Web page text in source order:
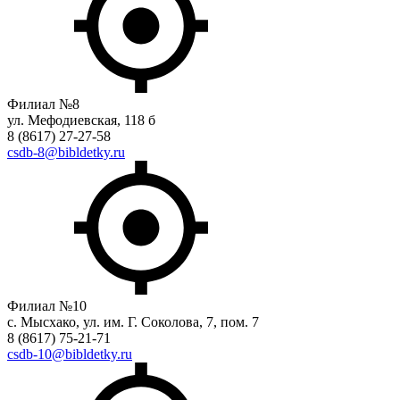
Филиал №8
ул. Мефодиевская, 118 б
8 (8617) 27-27-58
csdb-8@bibldetky.ru
Филиал №10
с. Мысхако, ул. им. Г. Соколова, 7, пом. 7
8 (8617) 75-21-71
csdb-10@bibldetky.ru